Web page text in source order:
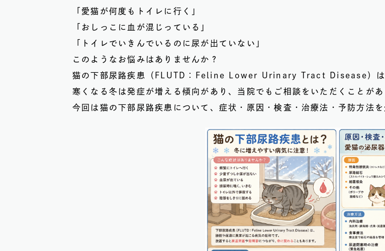
「愛猫が何度もトイレに行く」
「おしっこに血が混じっている」
「トイレでいきんでいるのに尿が出ていない」
このようなお悩みはありませんか？
猫の下部尿路疾患（FLUTD：Feline Lower Urinary Tract Disease）は
寒くなる冬は発症が増える傾向があり、当院でもご相談をいただくことがあ
今回は猫の下部尿路疾患について、症状・原因・検査・治療法・予防方法を